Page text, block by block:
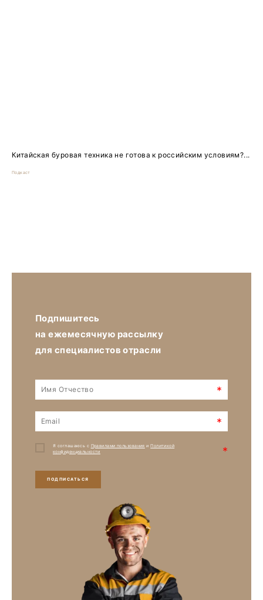
Китайская буровая техника не готова к российским условиям?...
Подкаст
Подпишитесь
на ежемесячную рассылку
для специалистов отрасли
*
*
Я соглашаюсь с Правилами пользования иПолитикой
конфиденциальности
*
ПОДПИСАТЬСЯ